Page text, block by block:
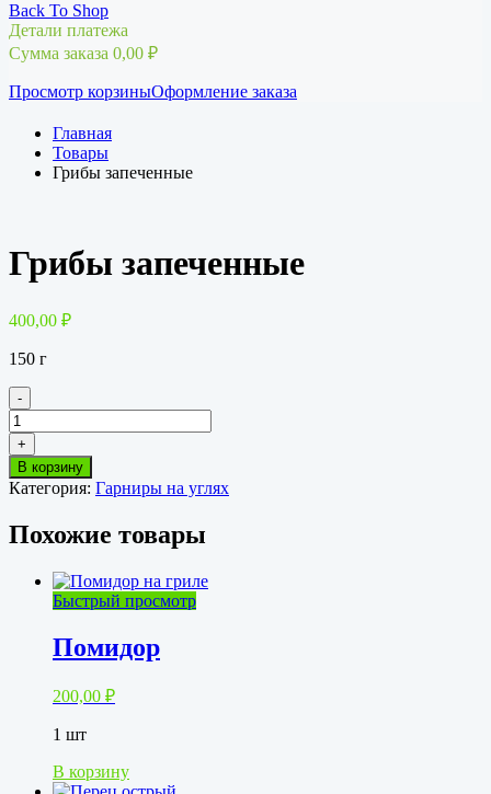
Back To Shop
Детали платежа
Сумма заказа 0,00 ₽
Просмотр корзиныОформление заказа
Главная
Товары
Грибы запеченные
Грибы запеченные
400,00 ₽
150 г
-
Количество
товара
Грибы
запеченные
+
В корзину
Категория: Гарниры на углях
Похожие товары
Быстрый просмотр
Помидор
200,00 ₽
1 шт
В корзину